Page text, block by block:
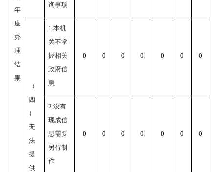
年
度
办
理
结
果
询事项
（
四
）
无
法
提
供
1.本机
关不掌
握相关
政府信
息
0 0 0 0 0 0 0
2.没有
现成信
息需要
另行制
作
0 0 0 0 0 0 0